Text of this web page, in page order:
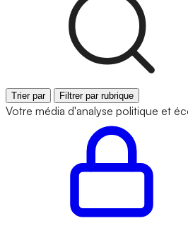
Trier par Filtrer par rubrique
Votre média d'analyse politique et